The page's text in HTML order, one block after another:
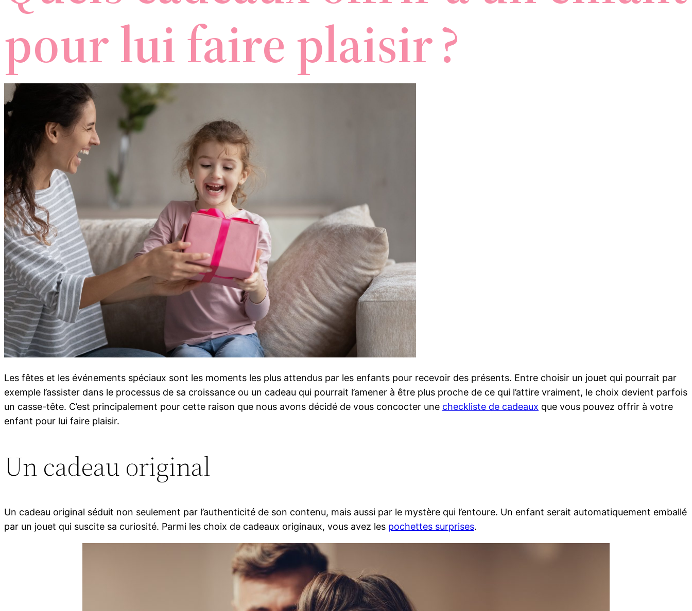
pour lui faire plaisir ?
Les fêtes et les événements spéciaux sont les moments les plus attendus par les enfants pour recevoir des présents. Entre choisir un jouet qui pourrait par
exemple l’assister dans le processus de sa croissance ou un cadeau qui pourrait l’amener à être plus proche de ce qui l’attire vraiment, le choix devient parfois
un casse-tête. C’est principalement pour cette raison que nous avons décidé de vous concocter une checkliste de cadeaux que vous pouvez offrir à votre
enfant pour lui faire plaisir.
Un cadeau original
Un cadeau original séduit non seulement par l’authenticité de son contenu, mais aussi par le mystère qui l’entoure. Un enfant serait automatiquement emballé
par un jouet qui suscite sa curiosité. Parmi les choix de cadeaux originaux, vous avez les pochettes surprises.